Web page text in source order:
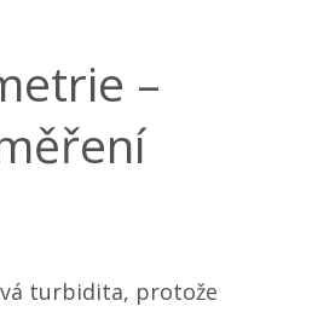
–
turbidita, protože